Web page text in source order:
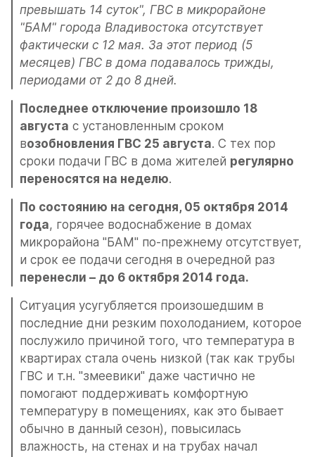
превышать 14 суток", ГВС в микрорайоне
"БАМ" города Владивостока отсутствует
фактически с 12 мая. За этот период (5
месяцев) ГВС в дома подавалось трижды,
периодами от 2 до 8 дней.
Последнее отключение произошло 18
августа с установленным сроком
возобновления ГВС 25 августа. С тех пор
сроки подачи ГВС в дома жителей регулярно
переносятся на неделю.
По состоянию на сегодня, 05 октября 2014
года, горячее водоснабжение в домах
микрорайона "БАМ" по-прежнему отсутствует,
перенесли – до 6 октября 2014 года.
Ситуация усугубляется произошедшим в
последние дни резким похолоданием, которое
послужило причиной того, что температура в
квартирах стала очень низкой (так как трубы
ГВС и т.н. "змеевики" даже частично не
помогают поддерживать комфортную
температуру в помещениях, как это бывает
обычно в данный сезон), повысилась
влажность, на стенах и на трубах начал